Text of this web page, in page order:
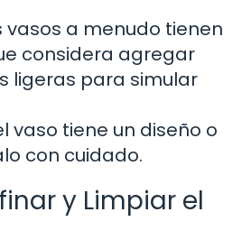
vasos a menudo tienen
considera agregar
ligeras para simular
vaso tiene un diseño o
con cuidado.
y Limpiar el